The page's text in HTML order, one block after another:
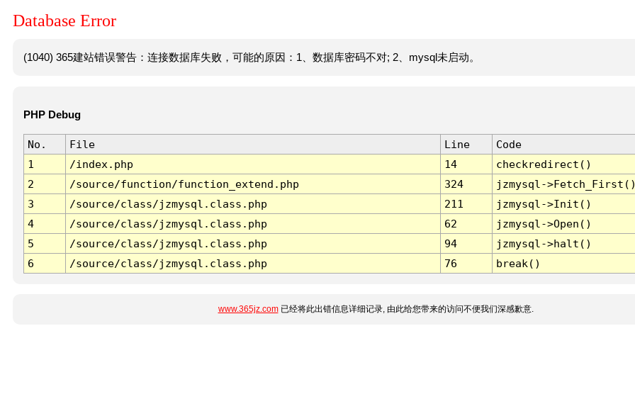
Database Error
(1040) 365建站错误警告：连接数据库失败，可能的原因：1、数据库密码不对; 2、mysql未启动。
PHP Debug
No. File Line
Code
1
/index.php 14
checkredirect()
2
/source/function/function_extend.php 324
jzmysql-
3
/source/class/jzmysql.class.php 211
jzmysql->Init()
4
/source/class/jzmysql.class.php 62
jzmysql->Open()
5
/source/class/jzmysql.class.php 94
jzmysql->halt()
6
/source/class/jzmysql.class.php 76 break()
www.365jz.com已经将此出错信息详细记录, 由此给您带来的访问不便我们深感歉意.